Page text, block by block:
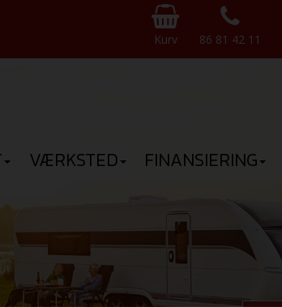
Kurv 86 81 42 11
VÆRKSTED FINANSIERING